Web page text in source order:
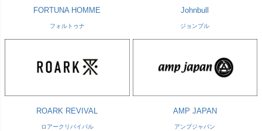
FORTUNA HOMME
フォルトゥナ
Johnbull
ジョンブル
ROARK REVIVAL
ロアークリバイバル
AMP JAPAN
アンプジャパン